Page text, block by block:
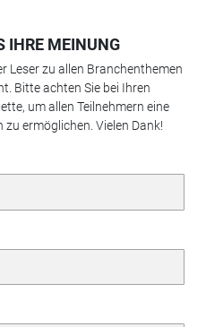
IHRE MEINUNG
Leser zu allen Branchenthemen
Bitte achten Sie bei Ihren
um allen Teilnehmern eine
ermöglichen. Vielen Dank!